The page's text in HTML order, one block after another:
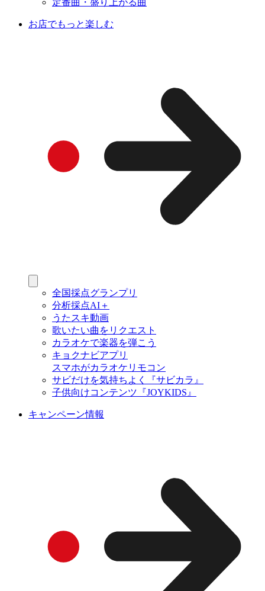
定番曲・盛り上がる曲
お店でもっと楽しむ
全国採点グランプリ
分析採点AI＋
うたスキ動画
歌いたい曲をリクエスト
カラオケで楽器を弾こう
キョクナビアプリ
スマホがカラオケリモコン
サビだけを気持ちよく『サビカラ』
子供向けコンテンツ『JOYKIDS』
キャンペーン情報